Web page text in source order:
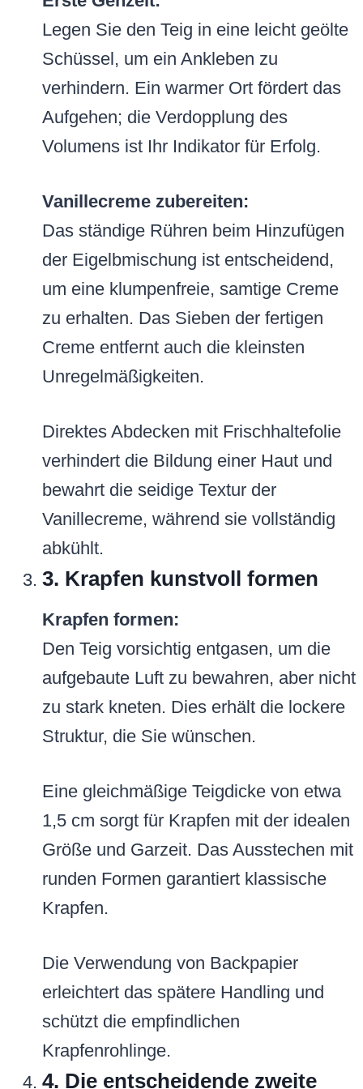
Legen Sie den Teig in eine leicht geölte
Schüssel, um ein Ankleben zu
verhindern. Ein warmer Ort fördert das
Aufgehen; die Verdopplung des
Volumens ist Ihr Indikator für Erfolg.
Vanillecreme zubereiten:
Das ständige Rühren beim Hinzufügen
der Eigelbmischung ist entscheidend,
um eine klumpenfreie, samtige Creme
zu erhalten. Das Sieben der fertigen
Creme entfernt auch die kleinsten
Unregelmäßigkeiten.
Direktes Abdecken mit Frischhaltefolie
verhindert die Bildung einer Haut und
bewahrt die seidige Textur der
Vanillecreme, während sie vollständig
abkühlt.
3. Krapfen kunstvoll formen
Krapfen formen:
Den Teig vorsichtig entgasen, um die
aufgebaute Luft zu bewahren, aber nicht
zu stark kneten. Dies erhält die lockere
Struktur, die Sie wünschen.
Eine gleichmäßige Teigdicke von etwa
1,5 cm sorgt für Krapfen mit der idealen
Größe und Garzeit. Das Ausstechen mit
runden Formen garantiert klassische
Krapfen.
Die Verwendung von Backpapier
erleichtert das spätere Handling und
schützt die empfindlichen
Krapfenrohlinge.
4. Die entscheidende zweite